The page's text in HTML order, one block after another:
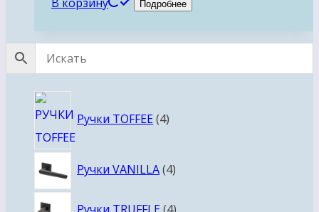
Подробнее
Ручки TOFFEE 4товара
Ручки VANILLA 44
4